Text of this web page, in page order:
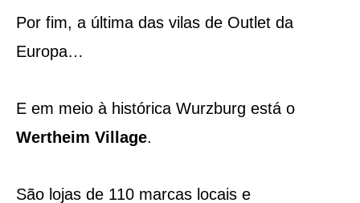
Por fim, a última das vilas de Outlet da
Europa…
E em meio à histórica Wurzburg está o
Wertheim Village.
São lojas de 110 marcas locais e